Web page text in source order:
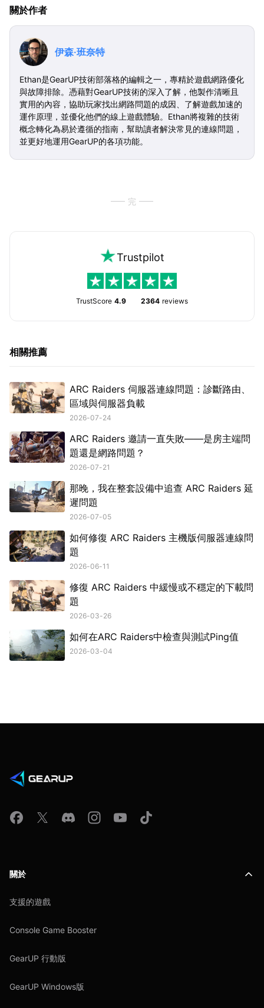
關於作者
伊森·班奈特
Ethan是GearUP技術部落格的編輯之一，專精於遊戲網路優化
與故障排除。憑藉對GearUP技術的深入了解，他製作清晰且
實用的內容，協助玩家找出網路問題的成因、了解遊戲加速的
運作原理，並優化他們的線上遊戲體驗。Ethan將複雜的技術
概念轉化為易於遵循的指南，幫助讀者解決常見的連線問題，
並更好地運用GearUP的各項功能。
完
Trustpilot
TrustScore 4.9 2364 reviews
相關推薦
ARC Raiders 伺服器連線問題：診斷路由、
區域與伺服器負載
2026-07-24
ARC Raiders 邀請一直失敗——是房主端問
題還是網路問題？
2026-07-21
那晚，我在整套設備中追查 ARC Raiders 延
遲問題
2026-07-05
如何修復 ARC Raiders 主機版伺服器連線問
題
2026-06-11
修復 ARC Raiders 中緩慢或不穩定的下載問
題
2026-03-26
如何在ARC Raiders中檢查與測試Ping值
2026-03-04
關於
支援的遊戲
Console Game Booster
GearUP 行動版
GearUP Windows版